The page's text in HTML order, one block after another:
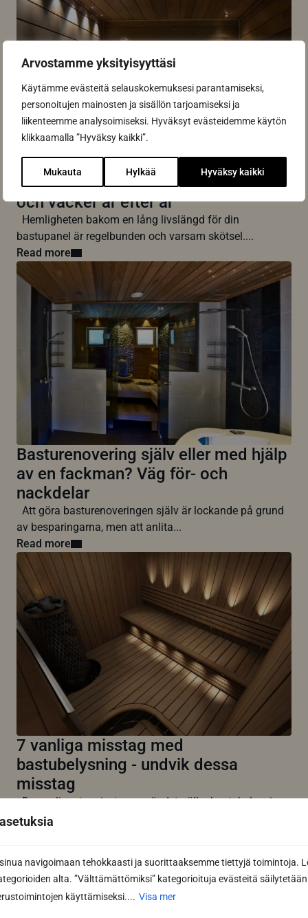
Arvostamme yksityisyyttäsi
Käytämme evästeitä selauskokemuksesi parantamiseksi,
personoitujen mainosten ja sisällön tarjoamiseksi ja
liikenteemme analysoimiseksi. Hyväksyt evästeidemme käytön
klikkaamalla ”Hyväksy kaikki”.
Mukauta Hylkää Hyväksy kaikki
navigoimaan tehokkaasti ja suorittaaksemme tiettyjä toimintoja.
alta. ”Välttämättömiksi” kategorioituja evästeitä säilytetään
käyttämiseksi.... Visa mer
Så här håller du din bastupanel ren
och vacker år efter år
Hemligheten bakom en lång livslängd för din
bastupanel är regelbunden och varsam skötsel....
Read more
Basturenovering själv eller med hjälp
av en fackman? Väg för- och
nackdelar
Att göra basturenoveringen själv är lockande på grund
av besparingarna, men att anlita...
Read more
7 vanliga misstag med
bastubelysning - undvik dessa
misstag
De vanligaste misstagen när det gäller bastubelysning
är bländande eller för starkt ljus,...
All articles